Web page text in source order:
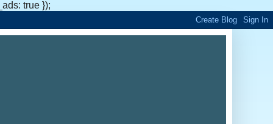
true });